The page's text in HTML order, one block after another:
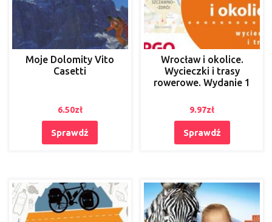
Moje Dolomity Vito
Casetti
6.50zł
Sprawdź
Wrocław i okolice.
Wycieczki i trasy
rowerowe. Wydanie 1
9.97zł
Sprawdź